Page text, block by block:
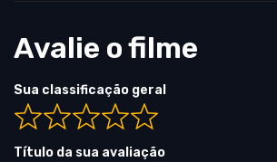
Avalie o filme
Sua classificação geral
Título da sua avaliação